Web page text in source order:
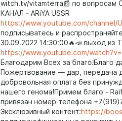
witch.tv/vitamterra📰 по
КАНАЛ - ARiYA USSR
https://www.youtube.com/channel/
подписыватесь и
30.09.2022 14:30:00🔥📣 выход
https://www.youtube.com/
Благодарим Всех за
Пожертвование — дар, передача
добровольная оплата без
нашего генома!Примем благо -
привязан номер телефона
Эксклюзивный контент:https://